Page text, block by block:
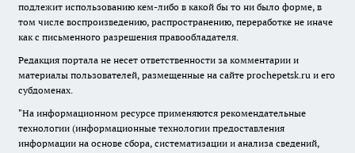
подлежит использованию кем-либо в какой бы то ни было форме, в
том числе воспроизведению, распространению, переработке не иначе
как с письменного разрешения правообладателя.
Редакция портала не несет ответственности за комментарии и
материалы пользователей, размещенные на сайте prochepetsk.ru и его
субдоменах.
"На информационном ресурсе применяются рекомендательные
технологии (информационные технологии предоставления
информации на основе сбора, систематизации и анализа сведений,